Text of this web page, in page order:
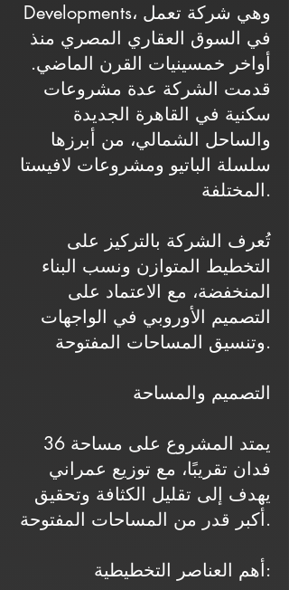
Developments، وهي شركة تعمل
في السوق العقاري المصري منذ
أواخر خمسينيات القرن الماضي.
قدمت الشركة عدة مشروعات
سكنية في القاهرة الجديدة
والساحل الشمالي، من أبرزها
سلسلة الباتيو ومشروعات لافيستا
المختلفة.
تُعرف الشركة بالتركيز على
التخطيط المتوازن ونسب البناء
المنخفضة، مع الاعتماد على
التصميم الأوروبي في الواجهات
وتنسيق المساحات المفتوحة.
التصميم والمساحة
يمتد المشروع على مساحة 36
فدان تقريبًا، مع توزيع عمراني
يهدف إلى تقليل الكثافة وتحقيق
أكبر قدر من المساحات المفتوحة.
أهم العناصر التخطيطية: